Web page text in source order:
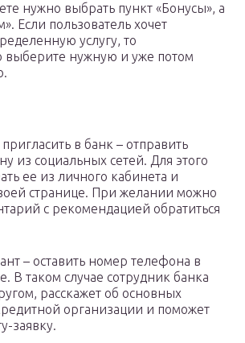
нужно выбрать пункт «Бонусы», а
Если пользователь хочет
услугу, то
выберите нужную и уже потом
в банк – отправить
из социальных сетей. Для этого
ее из личного кабинета и
странице. При желании можно
с рекомендацией обратиться
– оставить номер телефона в
В таком случае сотрудник банка
расскажет об основных
организации и поможет
заявку.